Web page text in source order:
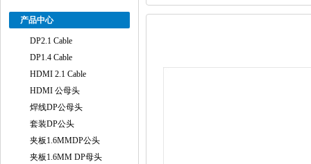
产品中心
DP2.1 Cable
DP1.4 Cable
HDMI 2.1 Cable
HDMI 公母头
焊线DP公母头
套装DP公头
夹板1.6MMDP公头
夹板1.6MM DP母头